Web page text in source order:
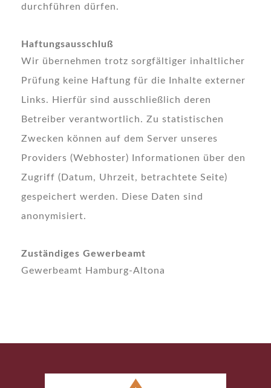
durchführen dürfen.
Haftungsausschluß
Wir übernehmen trotz sorgfältiger inhaltlicher
Prüfung keine Haftung für die Inhalte externer
Links. Hierfür sind ausschließlich deren
Betreiber verantwortlich. Zu statistischen
Zwecken können auf dem Server unseres
Providers (Webhoster) Informationen über den
Zugriff (Datum, Uhrzeit, betrachtete Seite)
gespeichert werden. Diese Daten sind
anonymisiert.
Zuständiges Gewerbeamt
Gewerbeamt Hamburg-Altona